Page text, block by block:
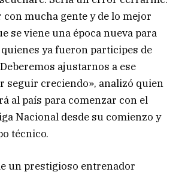
con mucha gente y de lo mejor
se viene una época nueva para
ya fueron participes de
ajustarnos a ese
seguir creciendo», analizó quien
al país para comenzar con el
Nacional desde su comienzo y
técnico.
un prestigioso entrenador